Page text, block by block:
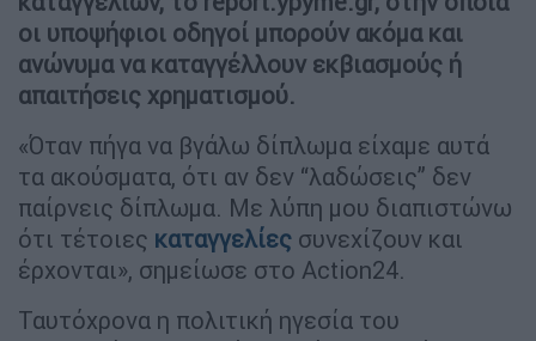
οι υποψήφιοι οδηγοί μπορούν ακόμα και
ανώνυμα να καταγγέλλουν εκβιασμούς ή
απαιτήσεις χρηματισμού.
«Όταν πήγα να βγάλω δίπλωμα είχαμε αυτά
τα ακούσματα, ότι αν δεν “λαδώσεις” δεν
παίρνεις δίπλωμα. Με λύπη μου διαπιστώνω
ότι τέτοιες καταγγελίες συνεχίζουν και
έρχονται», σημείωσε στο Action24.
Ταυτόχρονα η πολιτική ηγεσία του